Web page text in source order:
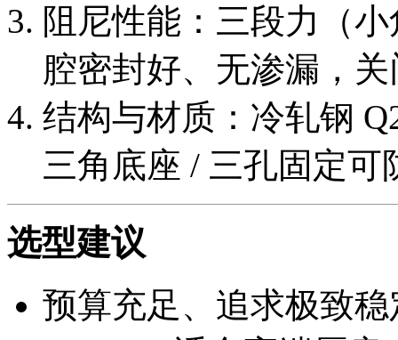
阻尼性能：三段力（
腔密封好、无渗漏，
结构与材质：冷轧钢
三角底座 / 三孔固定可
选型建议
预算充足、追求极致